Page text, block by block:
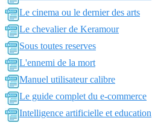
Le cinema ou le dernier des arts
Le chevalier de Keramour
Sous toutes reserves
L'ennemi de la mort
Manuel utilisateur calibre
Le guide complet du e-commerce
Intelligence artificielle et education